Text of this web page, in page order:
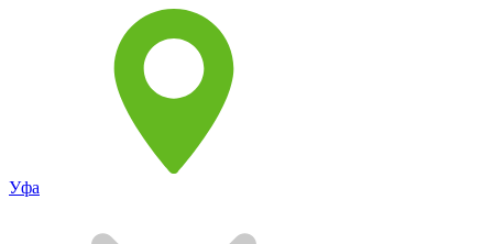
Уфа